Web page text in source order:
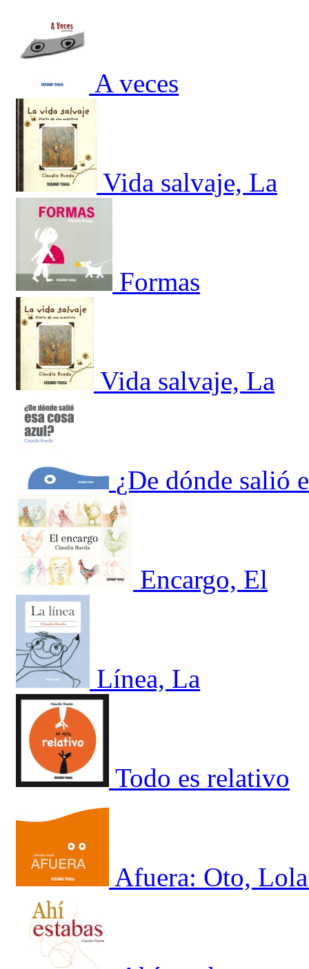
A veces
Vida salvaje, La
Formas
Vida salvaje, La
¿De dónde salió
Encargo, El
Línea, La
Todo es relativo
Afuera: Oto,